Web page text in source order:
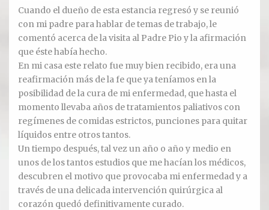
Relación con Flia. Damiani
Galería y testimonios
Reliquias
ORACIONES
Oraciones
Oración para hoy
Novena
RELIQUIAS
Cuando el dueño de esta estancia regresó y se reunió
con mi padre para hablar de temas de trabajo, le
comentó acerca de la visita al Padre Pio y la afirmación
que éste había hecho.
En mi casa este relato fue muy bien recibido, era una
reafirmación más de la fe que ya teníamos en la
posibilidad de la cura de mi enfermedad, que hasta el
momento llevaba años de tratamientos paliativos con
regímenes de comidas estrictos, punciones para quitar
líquidos entre otros tantos.
Un tiempo después, tal vez un año o año y medio en
unos de los tantos estudios que me hacían los médicos,
descubren el motivo que provocaba mi enfermedad y a
través de una delicada intervención quirúrgica al
corazón quedó definitivamente curado.